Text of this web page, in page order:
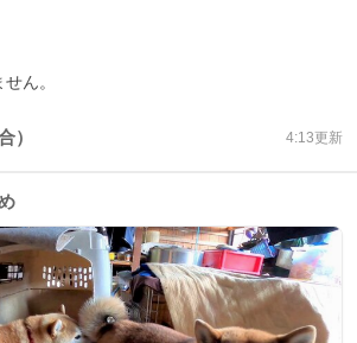
ん。
） 4:13更新